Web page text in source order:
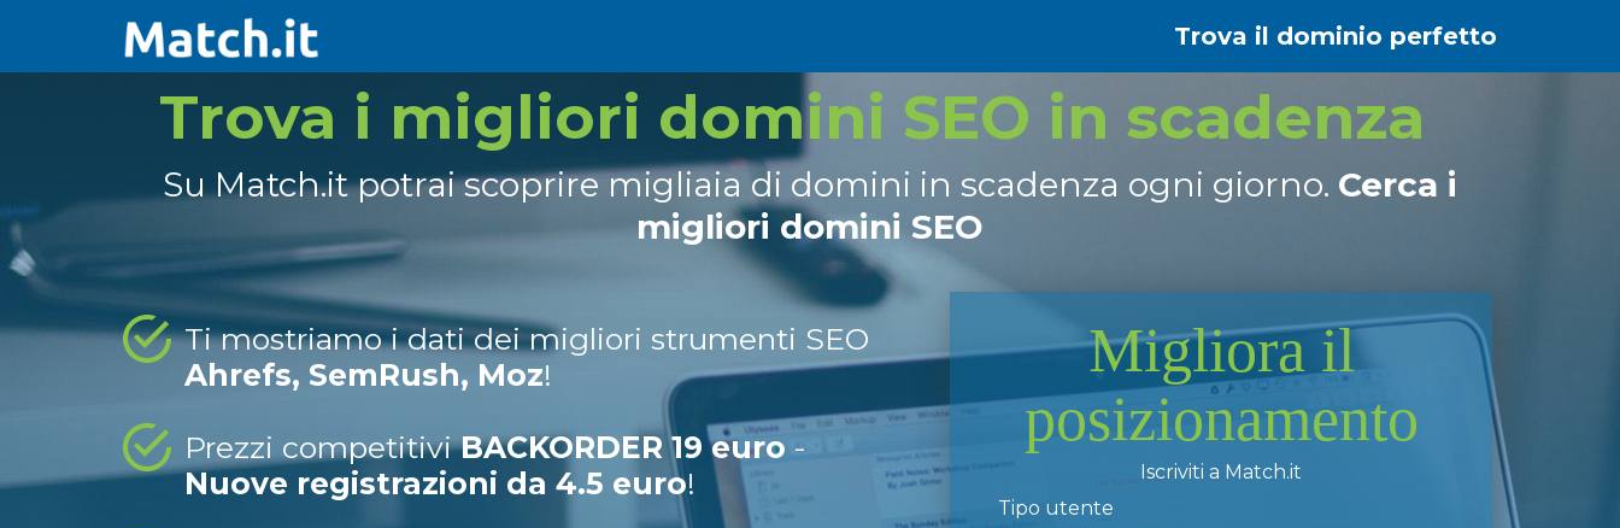
Trova il dominio perfetto
Trova i migliori domini SEO in scadenza
Su Match.it potrai scoprire migliaia di domini in scadenza ogni giorno. Cerca i
migliori domini SEO
Ti mostriamo i dati dei migliori strumenti SEO
Ahrefs, SemRush, Moz!
Prezzi competitiviBACKORDER 19 euro -
Nuove registrazioni da 4.5 euro!
Migliora il
posizionamento
Iscriviti a Match.it
Tipo utente